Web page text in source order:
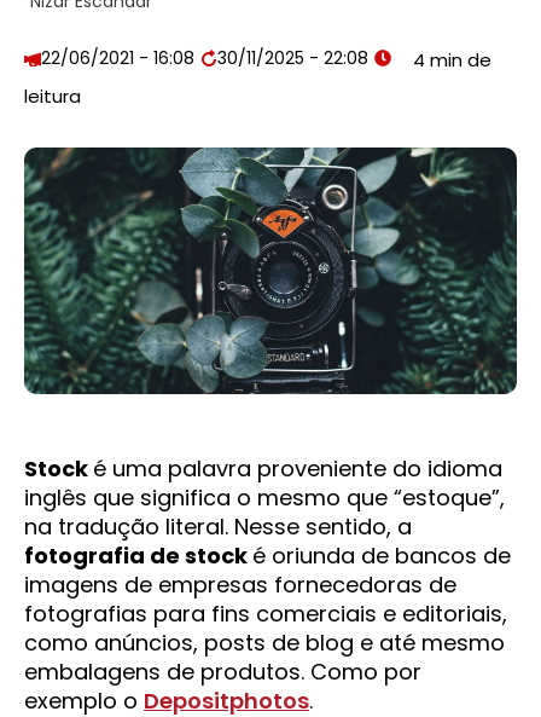
22/06/2021 - 16:08 30/11/2025 - 22:08
Stock é uma palavra proveniente do idioma
inglês que significa o mesmo que “estoque”,
na tradução literal. Nesse sentido, a
fotografia de stock é oriunda de bancos de
imagens de empresas fornecedoras de
fotografias para fins comerciais e editoriais,
como anúncios, posts de blog e até mesmo
embalagens de produtos. Como por
exemplo o Depositphotos.